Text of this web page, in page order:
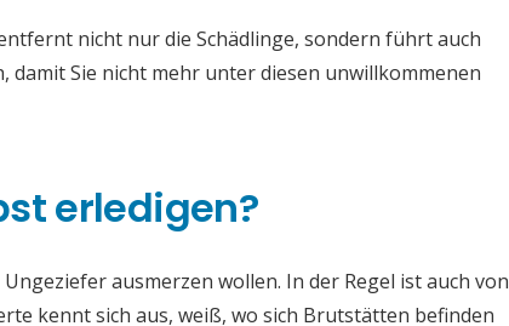
nicht nur die Schädlinge, sondern führt auch
Sie nicht mehr unter diesen unwillkommenen
erledigen?
ausmerzen wollen. In der Regel ist auch von
kennt sich aus, weiß, wo sich Brutstätten befinden